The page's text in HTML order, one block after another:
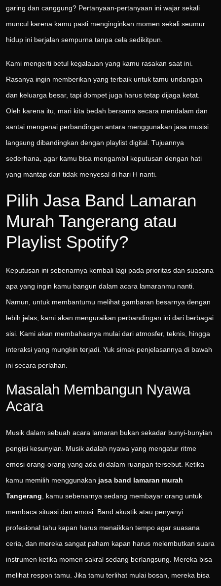
garing dan canggung? Pertanyaan-pertanyaan ini wajar sekali
muncul karena kamu pasti menginginkan momen sekali seumur
hidup ini berjalan sempurna tanpa cela sedikitpun.
Kami mengerti betul kegalauan yang kamu rasakan saat ini.
Rasanya ingin memberikan yang terbaik untuk tamu undangan
dan keluarga besar, tapi dompet juga harus tetap dijaga ketat.
Oleh karena itu, mari kita bedah bersama secara mendalam dan
santai mengenai perbandingan antara menggunakan jasa musisi
langsung dibandingkan dengan playlist digital. Tujuannya
sederhana, agar kamu bisa mengambil keputusan dengan hati
yang mantap dan tidak menyesal di hari H nanti.
Pilih Jasa Band Lamaran
Murah Tangerang atau
Playlist Spotify?
Keputusan ini sebenarnya kembali lagi pada prioritas dan suasana
apa yang ingin kamu bangun dalam acara lamaranmu nanti.
Namun, untuk membantumu melihat gambaran besarnya dengan
lebih jelas, kami akan menguraikan perbandingan ini dari berbagai
sisi. Kami akan membahasnya mulai dari atmosfer, teknis, hingga
interaksi yang mungkin terjadi. Yuk simak penjelasannya di bawah
ini secara perlahan.
Masalah Membangun Nyawa
Acara
Musik dalam sebuah acara lamaran bukan sekadar bunyi-bunyian
pengisi kesunyian. Musik adalah nyawa yang mengatur ritme
emosi orang-orang yang ada di dalam ruangan tersebut. Ketika
kamu memilih menggunakan jasa band lamaran murah
Tangerang , kamu sebenarnya sedang membayar orang untuk
membaca situasi dan emosi. Band akustik atau penyanyi
profesional tahu kapan harus menaikkan tempo agar suasana
ceria, dan mereka sangat paham kapan harus melembutkan suara
instrumen ketika momen sakral sedang berlangsung. Mereka bisa
melihat respon tamu. Jika tamu terlihat mulai bosan, mereka bisa